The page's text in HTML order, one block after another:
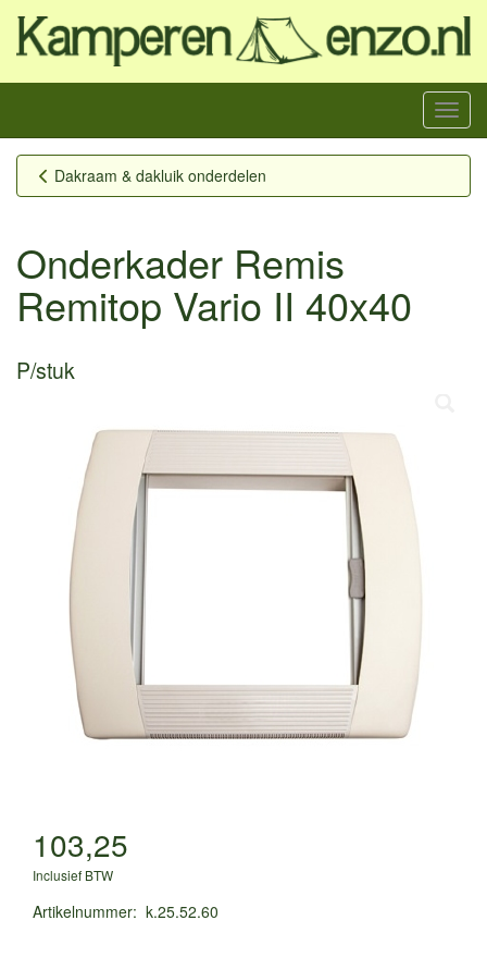
Menu
Dakraam & dakluik onderdelen
Onderkader Remis
Remitop Vario II 40x40
P/stuk
103,25
Inclusief BTW
Artikelnummer: k.25.52.60